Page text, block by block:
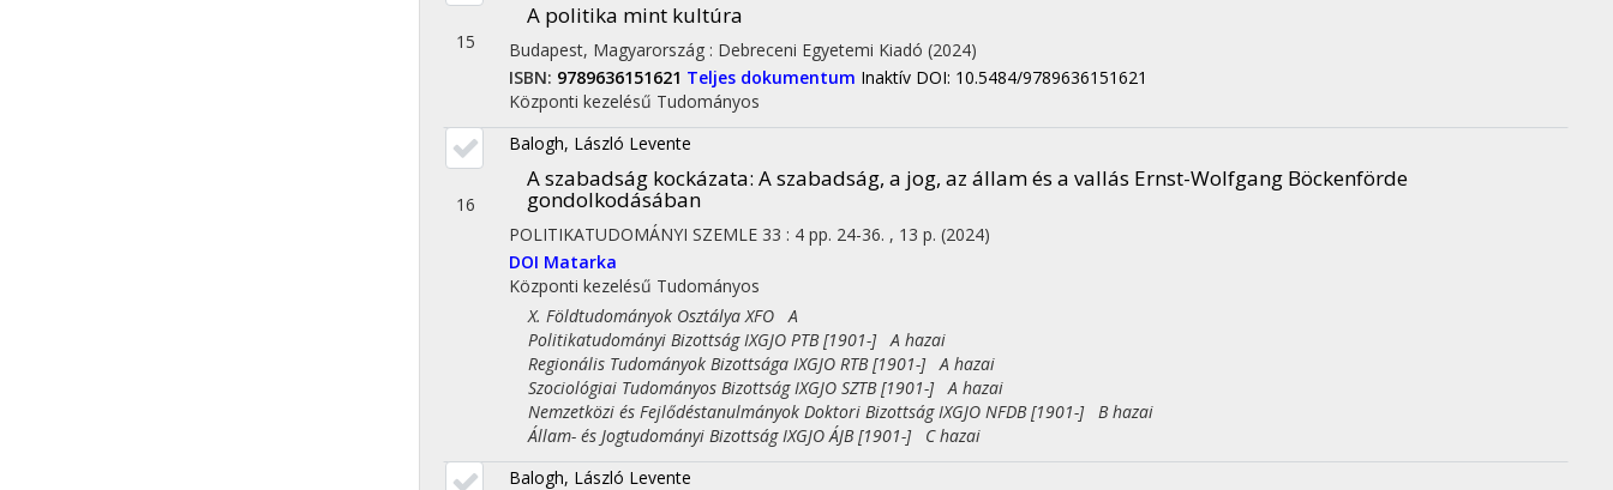
15
A politika mint kultúra
Budapest, Magyarország : Debreceni Egyetemi Kiadó (2024)
ISBN: 9789636151621 Teljes dokumentum Inaktív DOI: 10.5484/9789636151621
Központi kezelésű Tudományos
16
Balogh, László Levente
A szabadság kockázata: A szabadság, a jog, az állam és a vallás Ernst-Wolfgang Böckenförde
gondolkodásában
POLITIKATUDOMÁNYI SZEMLE 33 : 4 pp. 24-36. , 13 p. (2024)
DOI Matarka
Központi kezelésű Tudományos
X. Földtudományok Osztálya XFO A
Politikatudományi Bizottság IXGJO PTB [1901-] A hazai
Regionális Tudományok Bizottsága IXGJO RTB [1901-] A hazai
Szociológiai Tudományos Bizottság IXGJO SZTB [1901-] A hazai
Nemzetközi és Fejlődéstanulmányok Doktori Bizottság IXGJO NFDB [1901-] B hazai
Állam- és Jogtudományi Bizottság IXGJO ÁJB [1901-] C hazai
Balogh, László Levente